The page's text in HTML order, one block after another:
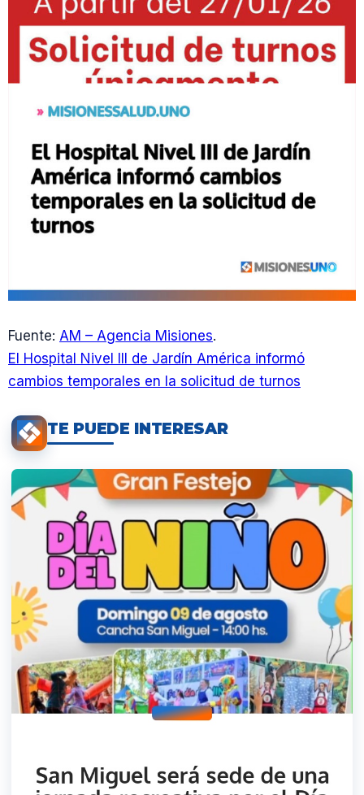
Fuente: AM – Agencia Misiones.
El Hospital Nivel III de Jardín América informó
cambios temporales en la solicitud de turnos
TE PUEDE INTERESAR